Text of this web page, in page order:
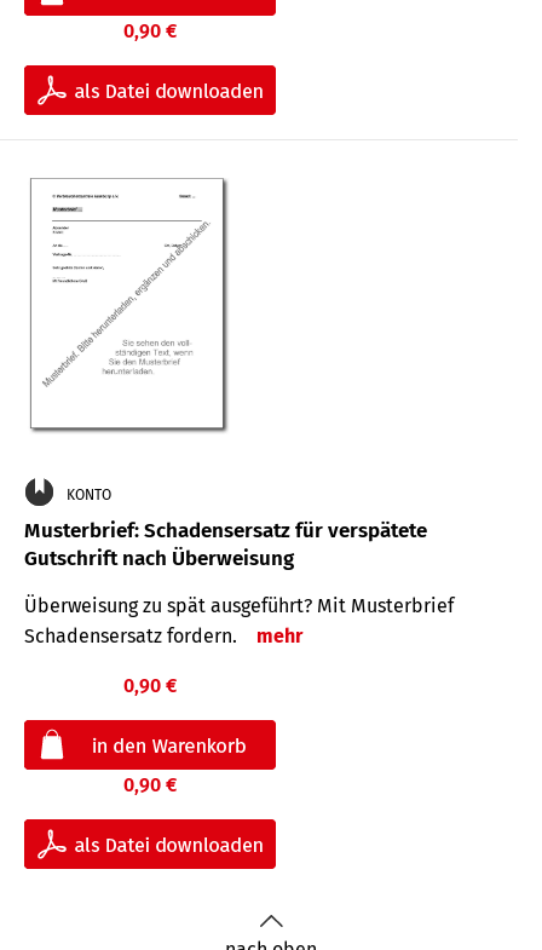
0,90 €
KONTO
Musterbrief: Schadensersatz für verspätete
Gutschrift nach Überweisung
Überweisung zu spät ausgeführt? Mit Musterbrief
Schadensersatz fordern.
mehr
0,90 €
0,90 €